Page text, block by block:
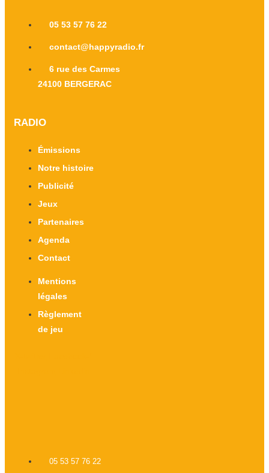
05 53 57 76 22
contact@happyradio.fr
6 rue des Carmes
24100 BERGERAC
RADIO
Émissions
Notre histoire
Publicité
Jeux
Partenaires
Agenda
Contact
Mentions
légales
Règlement
de jeu
05 53 57 76 22